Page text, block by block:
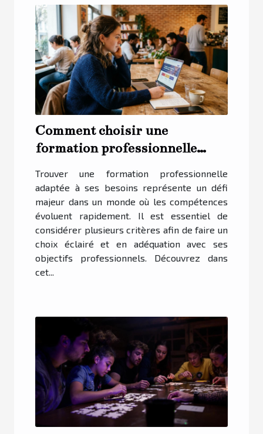
Comment choisir une
formation professionnelle
Trouver une formation professionnelle
adaptée à ses besoins représente un défi
majeur dans un monde où les compétences
évoluent rapidement. Il est essentiel de
considérer plusieurs critères afin de faire un
choix éclairé et en adéquation avec ses
objectifs professionnels. Découvrez dans
cet...